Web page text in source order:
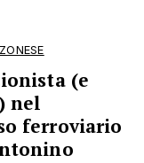
(e
nel
ferroviario